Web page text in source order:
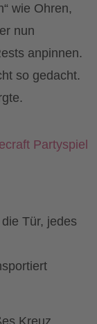
wie Ohren,
nun
anpinnen.
so gedacht.
Tür, jedes
Kreuz